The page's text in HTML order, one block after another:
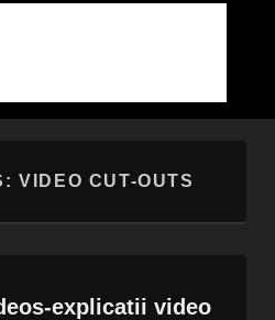
VIDEO CUT-OUTS
explicatii video